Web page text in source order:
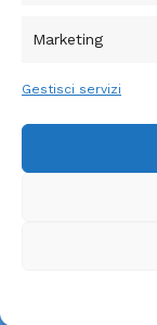
Marketing
Gestisci servizi